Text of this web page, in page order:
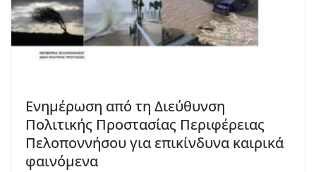
Ενημέρωση από τη Διεύθυνση
Πολιτικής Προστασίας Περιφέρειας
Πελοποννήσου για επικίνδυνα καιρικά
φαινόμενα